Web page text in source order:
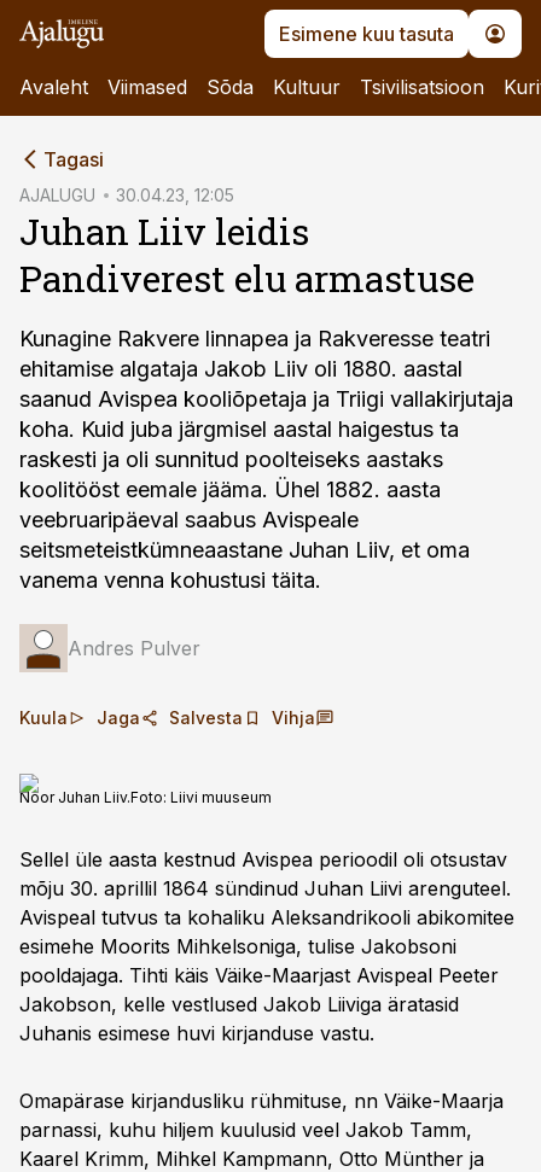
Esimene kuu tasuta
Avaleht Viimased Sõda Kultuur Tsivilisatsioon
Tagasi
AJALUGU 30.04.23, 12:05
Juhan Liiv leidis
Pandiverest elu armastuse
Kunagine Rakvere linnapea ja Rakveresse teatri
ehitamise algataja Jakob Liiv oli 1880. aastal
saanud Avispea kooliõpetaja ja Triigi vallakirjutaja
koha. Kuid juba järgmisel aastal haigestus ta
raskesti ja oli sunnitud poolteiseks aastaks
koolitööst eemale jääma. Ühel 1882. aasta
veebruaripäeval saabus Avispeale
seitsmeteistkümneaastane Juhan Liiv, et oma
vanema venna kohustusi täita.
Andres Pulver
Kuula Jaga Salvesta Vihja
Noor Juhan Liiv.Foto: Liivi muuseum
Sellel üle aasta kestnud Avispea perioodil oli otsustav
mõju 30. aprillil 1864 sündinud Juhan Liivi arenguteel.
Avispeal tutvus ta kohaliku Aleksandrikooli abikomitee
esimehe Moorits Mihkelsoniga, tulise Jakobsoni
pooldajaga. Tihti käis Väike-Maarjast Avispeal Peeter
Jakobson, kelle vestlused Jakob Liiviga äratasid
Juhanis esimese huvi kirjanduse vastu.
Omapärase kirjandusliku rühmituse, nn Väike-Maarja
parnassi, kuhu hiljem kuulusid veel Jakob Tamm,
Kaarel Krimm, Mihkel Kampmann, Otto Münther ja